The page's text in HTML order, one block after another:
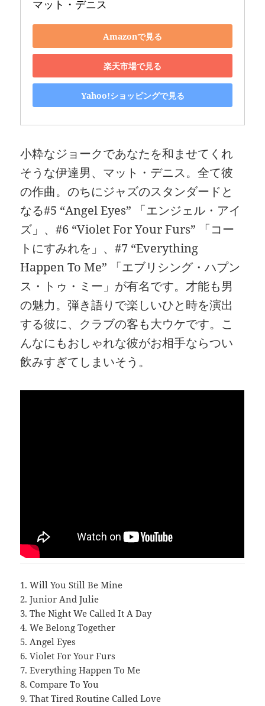
マット・デニス
Amazonで見る
楽天市場で見る
Yahoo!ショッピングで見る
小粋なジョークであなたを和ませてくれ
そうな伊達男、マット・デニス。全て彼
の作曲。のちにジャズのスタンダードと
なる#5 “Angel Eyes” 「エンジェル・アイ
ズ」、#6 “Violet For Your Furs” 「コー
トにすみれを」、#7 “Everything
Happen To Me” 「エブリシング・ハプン
ス・トゥ・ミー」が有名です。才能も男
の魅力。弾き語りで楽しいひと時を演出
する彼に、クラブの客も大ウケです。こ
んなにもおしゃれな彼がお相手ならつい
飲みすぎてしまいそう。
1. Will You Still Be Mine
2. Junior And Julie
3. The Night We Called It A Day
4. We Belong Together
5. Angel Eyes
6. Violet For Your Furs
7. Everything Happen To Me
8. Compare To You
9. That Tired Routine Called Love